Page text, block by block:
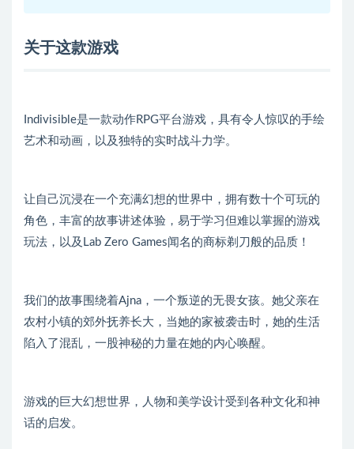
关于这款游戏
Indivisible是一款动作RPG平台游戏，具有令人惊叹的手绘
艺术和动画，以及独特的实时战斗力学。
让自己沉浸在一个充满幻想的世界中，拥有数十个可玩的
角色，丰富的故事讲述体验，易于学习但难以掌握的游戏
玩法，以及Lab Zero Games闻名的商标剃刀般的品质！
我们的故事围绕着Ajna，一个叛逆的无畏女孩。她父亲在
农村小镇的郊外抚养长大，当她的家被袭击时，她的生活
陷入了混乱，一股神秘的力量在她的内心唤醒。
游戏的巨大幻想世界，人物和美学设计受到各种文化和神
话的启发。